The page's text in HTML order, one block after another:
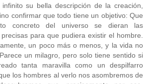
su bella descripción de la creación,
confirmar que todo tiene un objetivo: Que
concreto del universo se dieran las
para que pudiera existir el hombre.
un poco más o menos, y la vida no
un milagro, pero solo tiene sentido si
tanta maravilla como un despilfarro
los hombres al verlo nos asombremos de